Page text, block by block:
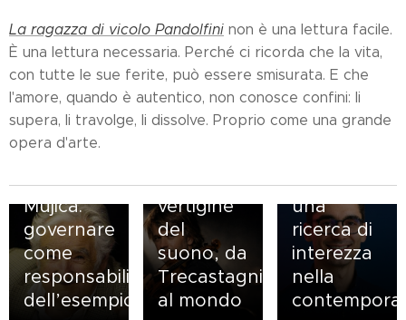
La ragazza di vicolo Pandolfini non è una lettura facile.
È una lettura necessaria. Perché ci ricorda che la vita,
con tutte le sue ferite, può essere smisurata. E che
l'amore, quando è autentico, non conosce confini: li
supera, li travolge, li dissolve. Proprio come una grande
opera d'arte.
Pepe
Mujica:
governare
come
responsabilità
dell’esempio
10.06.2026
la
vertigine
del
suono, da
Trecastagni
al mondo
L’uomo
prete:
una
ricerca di
interezza
nella